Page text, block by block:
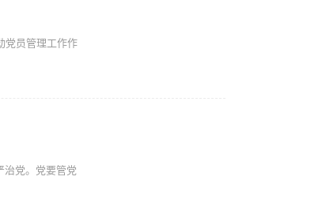
党员管理工作作
治党。党要管党